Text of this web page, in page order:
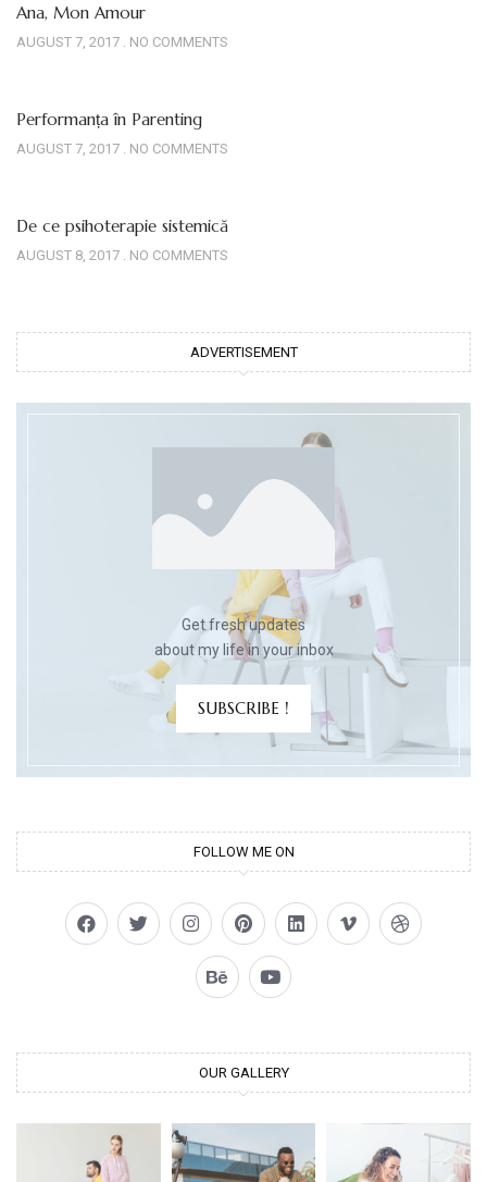
Ana, Mon Amour
AUGUST 7, 2017 NO COMMENTS
Performanța în Parenting
AUGUST 7, 2017 NO COMMENTS
De ce psihoterapie sistemică
AUGUST 8, 2017 NO COMMENTS
ADVERTISEMENT
Get fresh updates
about my life in your inbox
SUBSCRIBE !
FOLLOW ME ON
OUR GALLERY